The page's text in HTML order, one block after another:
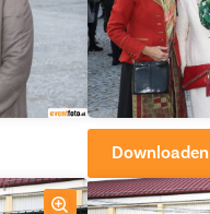
Downloaden